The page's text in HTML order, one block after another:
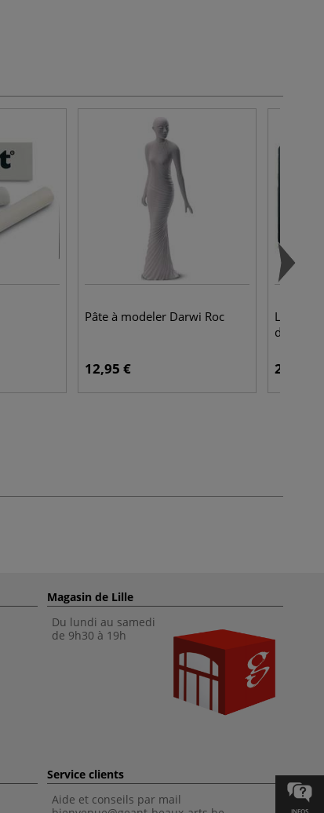
INFOS
Pâte à modeler Darwi Roc
12,95 €
Lot de
24,95 €
Magasin de Lille
Du lundi au samedi
de 9h30 à 19h
Service clients
Aide et conseils par mail